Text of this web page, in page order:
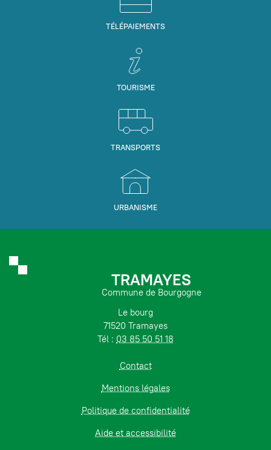
TÉLÉPAIEMENTS
TOURISME
TRANSPORTS
URBANISME
TRAMAYES
Commune de Bourgogne
Le bourg
71520 Tramayes
Tél : 03 85 50 51 18
Contact
Mentions légales
Politique de confidentialité
Aide et accessibilité